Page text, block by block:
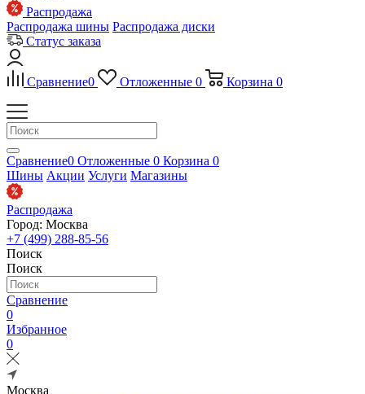
Распродажа
Распродажа шины Распродажа диски
Статус заказа
Сравнение0 Отложенные 0 Корзина 0
Сравнение0 Отложенные 0 Корзина 0
Шины Акции Услуги Магазины
Распродажа
Город: Москва
+7 (499) 288-85-56
Поиск
Поиск
Сравнение
0
Избранное
0
Москва